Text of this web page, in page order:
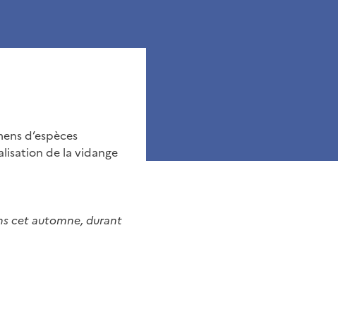
d’espèces
de la vidange
cet automne, durant